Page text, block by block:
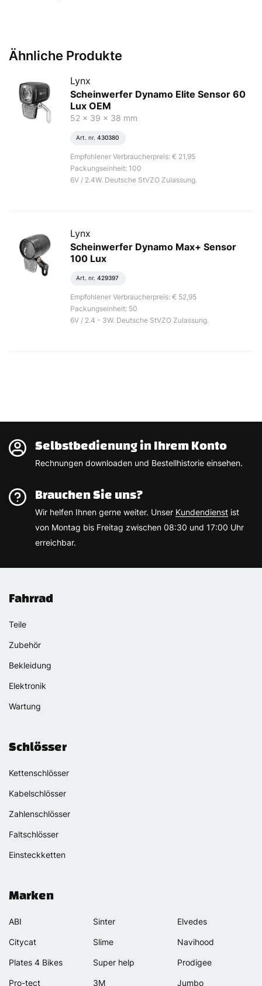
Ähnliche Produkte
Lynx
Scheinwerfer Dynamo Elite Sensor 60
Lux OEM
52 x 39 x 38 mm
Art. nr. 430380
Empfohlener Verbraucherpreis: € 21,95
Packungseinheit: 100
6V / 2.4W. Deutsche StVZO Zulassung.
Lynx
Scheinwerfer Dynamo Max+ Sensor
100 Lux
Art. nr. 429397
Empfohlener Verbraucherpreis: € 52,95
Packungseinheit: 50
6V / 2.4 - 3W. Deutsche StVZO Zulassung.
Selbstbedienung in Ihrem Konto
Rechnungen downloaden und Bestellhistorie einsehen.
Brauchen Sie uns?
Wir helfen Ihnen gerne weiter. Unser Kundendienst ist
von Montag bis Freitag zwischen 08:30 und 17:00 Uhr
erreichbar.
Fahrrad
Teile
Zubehör
Bekleidung
Elektronik
Wartung
Schlösser
Kettenschlösser
Kabelschlösser
Zahlenschlösser
Faltschlösser
Einsteckketten
Marken
ABI
Citycat
Plates 4 Bikes
Pro-tect
Sinter
Slime
Super help
3M
Elvedes
Navihood
Prodigee
Jumbo